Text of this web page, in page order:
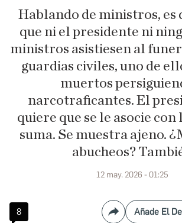
Hablando de ministros, es
que ni el presidente ni
ministros asistiesen al
guardias civiles, uno de
muertos
narcotraficantes. El
quiere que se le asocie con
suma. Se muestra ajeno.
abucheos?
12 may. 2026 - 01:25
8 Compartir
Añade El